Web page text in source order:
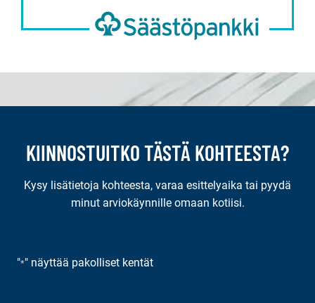
KIINNOSTUITKO TÄSTÄ KOHTEESTA?
Kysy lisätietoja kohteesta, varaa esittelyaika tai pyydä
minut arviokäynnille omaan kotiisi.
"*" näyttää pakolliset kentät